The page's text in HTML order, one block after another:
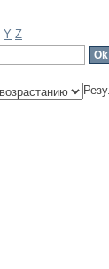
Y Z